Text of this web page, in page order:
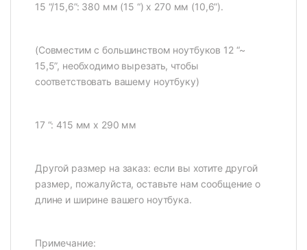
15 “/15,6”: 380 мм (15 “) x 270 мм (10,6”).
(Совместим с большинством ноутбуков 12 “~
15,5”, необходимо вырезать, чтобы
соответствовать вашему ноутбуку)
17 “: 415 мм x 290 мм
Другой размер на заказ: если вы хотите другой
размер, пожалуйста, оставьте нам сообщение о
длине и ширине вашего ноутбука.
Примечание: